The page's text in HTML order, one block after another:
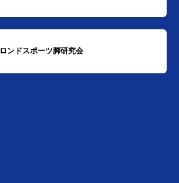
ンドスポーツ脚研究会